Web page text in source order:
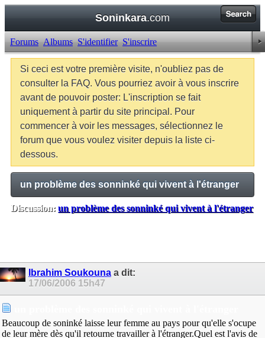
Soninkara.com
Forums Albums S'identifier S'inscrire
Si ceci est votre première visite, n'oubliez pas de
consulter la FAQ. Vous pourriez avoir à vous inscrire
avant de pouvoir poster: L'inscription se fait
uniquement à partir du site principal. Pour
commencer à voir les messages, sélectionnez le
forum que vous voulez visiter depuis la liste ci-
dessous.
un problème des sonninké qui vivent à l'étranger
Discussion: un problème des sonninké qui vivent à l'étranger
Ibrahim Soukouna a dit:
17/06/2006 15h47
Beaucoup de soninké laisse leur femme au pays pour qu'elle s'ocupe
de leur mère dès qu'il retourne travailler à l'étranger.Quel est l'avis de